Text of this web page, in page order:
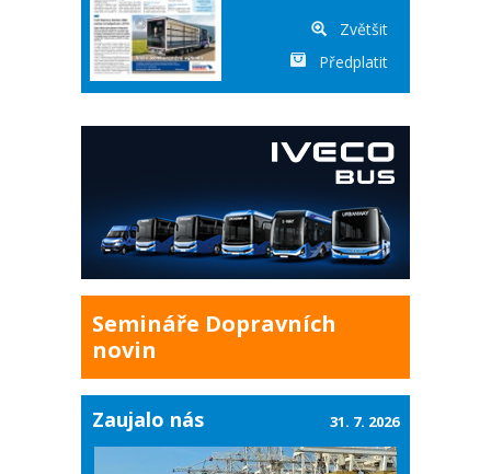
Zvětšit
Předplatit
Semináře Dopravních
novin
Zaujalo nás 31. 7. 2026